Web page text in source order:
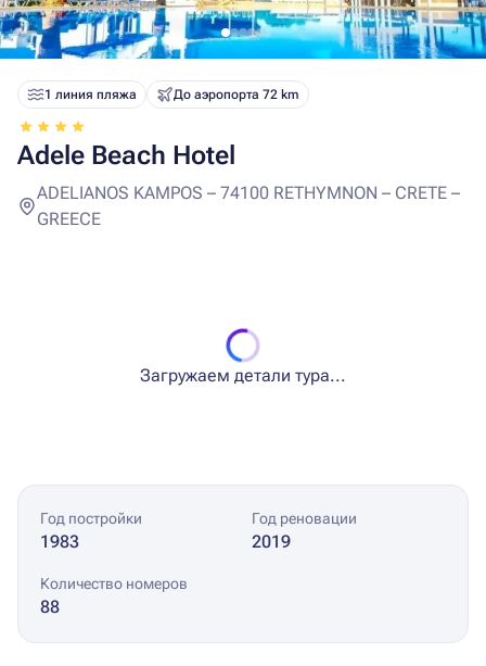
1 линия пляжа До аэропорта 72 km
Adele Beach Hotel
ADELIANOS KAMPOS – 74100 RETHYMNON – CRETE –
GREECE
Загружаем детали тура...
Год постройки
1983
Год реновации
2019
Количество номеров
88